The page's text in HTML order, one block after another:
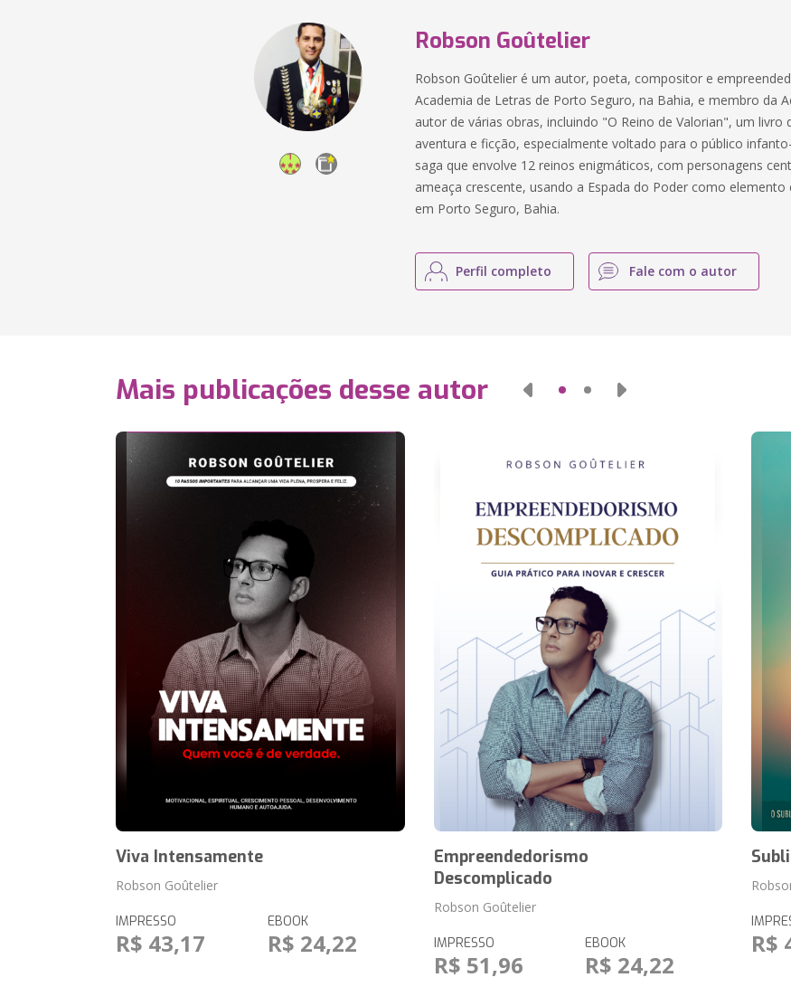
Robson Goûtelier
Robson Goûtelier é um autor, poeta, compositor e
Academia de Letras de Porto Seguro, na Bahia, e membro da
autor de várias obras, incluindo "O Reino de Valorian", um livro
aventura e ficção, especialmente voltado para o público
saga que envolve 12 reinos enigmáticos, com personagens
ameaça crescente, usando a Espada do Poder como
em Porto Seguro, Bahia.
Perfil completo Fale com o autor
Mais publicações desse autor
Viva Intensamente
Robson Goûtelier
IMPRESSO
R$ 43,17
EBOOK
R$ 24,22
Empreendedorismo
Descomplicado
Robson Goûtelier
IMPRESSO
R$ 51,96
EBOOK
R$ 24,22
R$